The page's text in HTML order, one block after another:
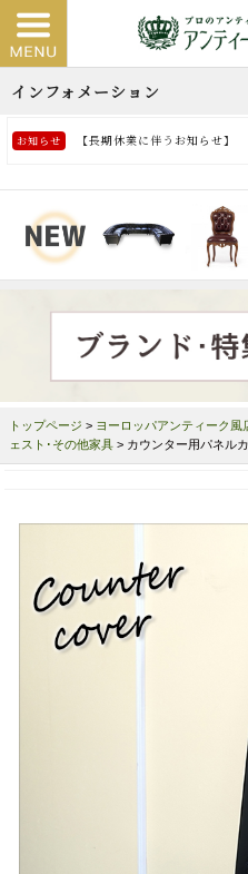
トップページ > ヨーロッパアンティーク風
ェスト･その他家具 > カウンター用パネル